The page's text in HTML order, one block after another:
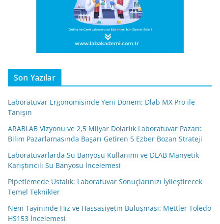
Son Yazılar
Laboratuvar Ergonomisinde Yeni Dönem: Dlab MX Pro ile
Tanışın
ARABLAB Vizyonu ve 2,5 Milyar Dolarlık Laboratuvar Pazarı:
Bilim Pazarlamasında Başarı Getiren 5 Ezber Bozan Strateji
Laboratuvarlarda Su Banyosu Kullanımı ve DLAB Manyetik
Karıştırıcılı Su Banyosu İncelemesi
Pipetlemede Ustalık: Laboratuvar Sonuçlarınızı İyileştirecek
Temel Teknikler
Nem Tayininde Hız ve Hassasiyetin Buluşması: Mettler Toledo
HS153 İncelemesi